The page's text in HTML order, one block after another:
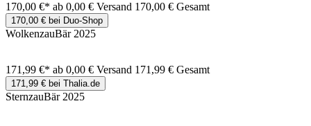
170,00 €* ab 0,00 € Versand 170,00 € Gesamt
170,00 € bei Duo-Shop
WolkenzauBär 2025
171,99 €* ab 0,00 € Versand 171,99 € Gesamt
171,99 € bei Thalia.de
SternzauBär 2025